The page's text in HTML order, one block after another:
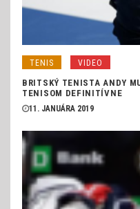
TENIS VIDEO
BRITSKÝ TENISTA ANDY
TENISOM DEFINITÍVNE
11. JANUÁRA 2019